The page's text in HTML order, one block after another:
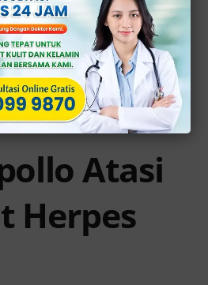
Herpes Genital
Dokter Di Klinik
Atasi
Herpes